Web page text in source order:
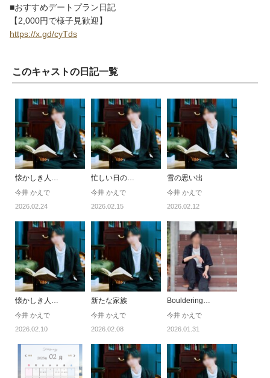
■おすすめデートプラン日記
【2,000円で様子見歓迎】
https://x.gd/cyTds
このキャストの日記一覧
懐かしき人…
今井 かえで
2026.02.24
忙しい日の…
今井 かえで
2026.02.15
雪の思い出
今井 かえで
2026.02.12
懐かしき人…
今井 かえで
2026.02.10
新たな家族
今井 かえで
2026.02.08
Bouldering…
今井 かえで
2026.01.31